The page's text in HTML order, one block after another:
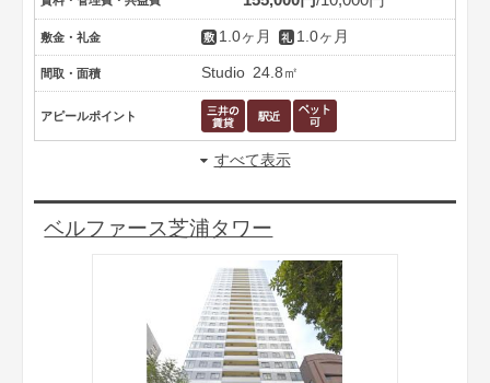
敷金・礼金 1.0ヶ月 1.0ヶ月
間取・面積 Studio 24.8㎡
アピールポイント
すべて表示
ベルファース芝浦タワー